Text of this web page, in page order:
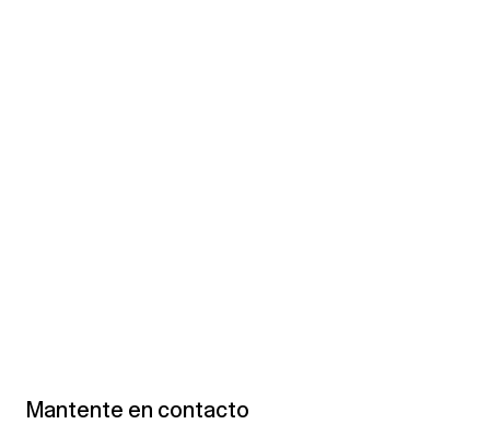
Mantente en contacto